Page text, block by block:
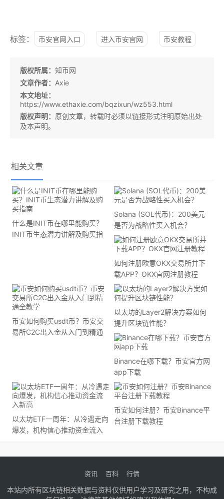
标签： 币安官网入口 进入币安官网 币安教程
版权所属： 知币网
文章作者： Axie
本文地址：
https://www.ethaxie.com/bqzixun/wz553.html
版权声明： 原创文章，转载时必须以链接形式注明原始出处
及本声明。
相关文章
什么是INIT币在哪里能购买？
INIT币生态潜力讲解及购买指
Solana (SOL代币)：200美元
是否为战略性买入机会？
如何注册欧意OKX交易所并下
载APP？OKX官网注册教程
币安如何购买usdt币？币安交
易所C2C出入金从入门到精通
以太坊的Layer2解决方案如何
提升区块链性能？
Binance在哪下载？币安官方网
app下载
以太坊ETF一周年：从冷遇走向
爆发，机构信心推动资金流入
币安如何注册？币安Binance平
台注册下载教程
资讯 百科 行情
本站内所有区块链相关数据与资料仅供用户学习及研究之用，不构成